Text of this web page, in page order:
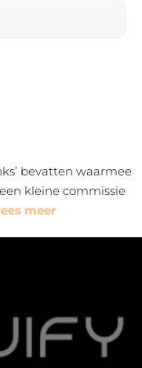
bevatten waarmee
kleine commissie
meer